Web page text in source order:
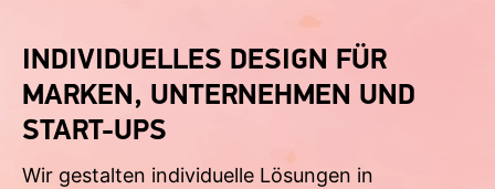
INDIVIDUELLES DESIGN FÜR
MARKEN, UNTERNEHMEN UND
START-UPS
Wir gestalten individuelle Lösungen in